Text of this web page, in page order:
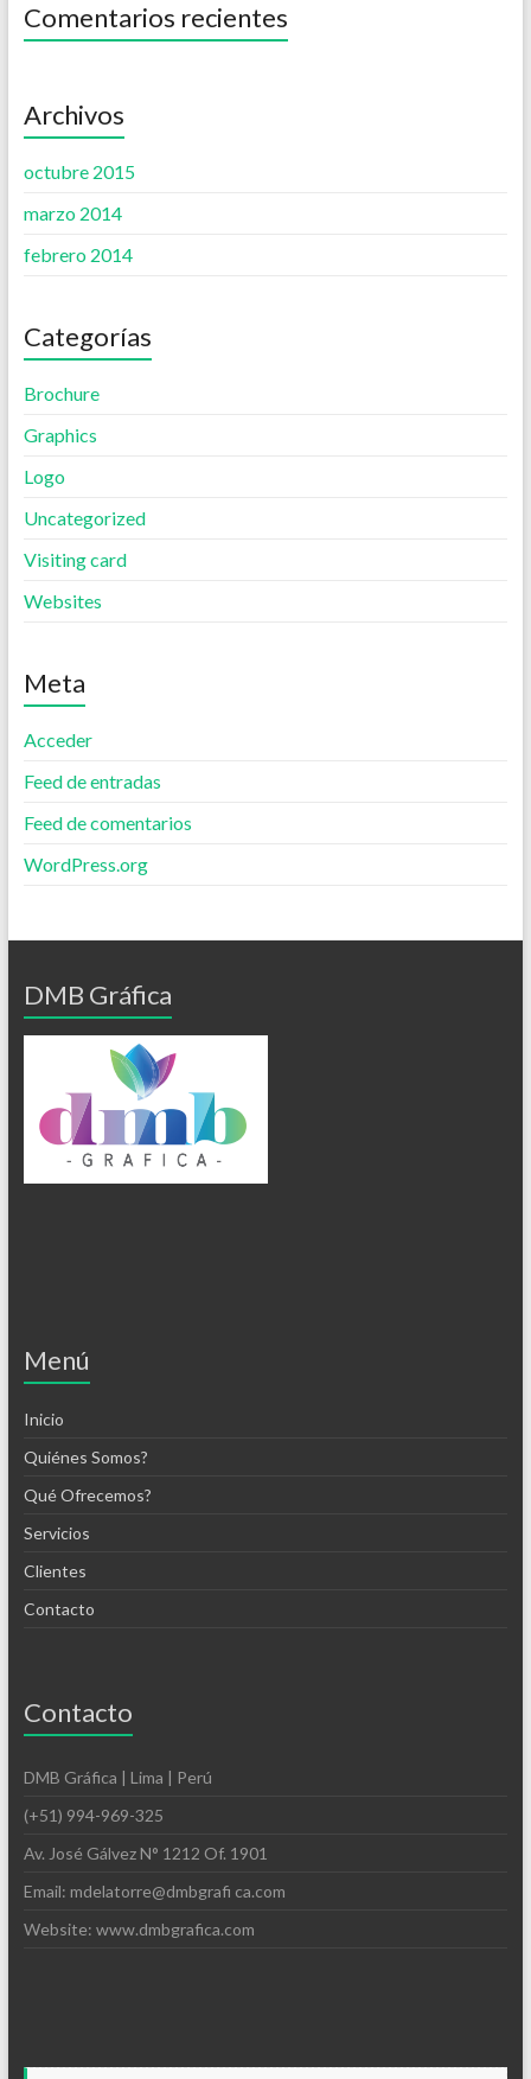
Comentarios recientes
Archivos
octubre 2015
marzo 2014
febrero 2014
Categorías
Brochure
Graphics
Logo
Uncategorized
Visiting card
Websites
Meta
Acceder
Feed de entradas
Feed de comentarios
WordPress.org
DMB Gráfica
Menú
Inicio
Quiénes Somos?
Qué Ofrecemos?
Servicios
Clientes
Contacto
Contacto
DMB Gráfica | Lima | Perú
(+51) 994-969-325
Av. José Gálvez N° 1212 Of. 1901
Email: mdelatorre@dmbgrafi ca.com
Website: www.dmbgrafica.com